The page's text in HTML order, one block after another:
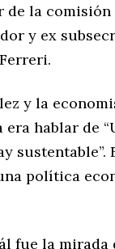
la comisión
y ex
y la
hablar de
sustentable”.
política
fue la mirada